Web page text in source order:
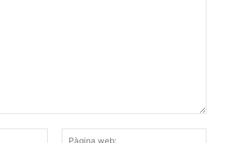
Correu